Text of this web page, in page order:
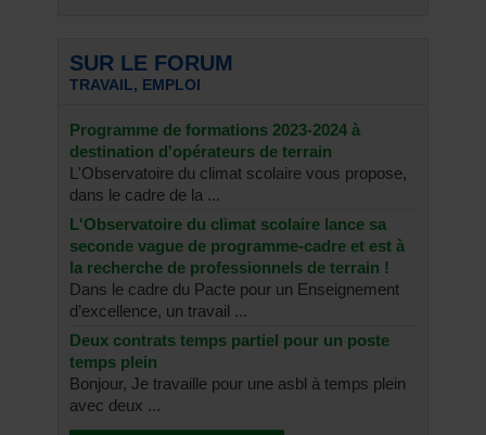
SUR LE FORUM
TRAVAIL, EMPLOI
Programme de formations 2023-2024 à
destination d'opérateurs de terrain
L'Observatoire du climat scolaire vous propose,
dans le cadre de la ...
L'Observatoire du climat scolaire lance sa
seconde vague de programme-cadre et est à
la recherche de professionnels de terrain !
Dans le cadre du Pacte pour un Enseignement
d’excellence, un travail ...
Deux contrats temps partiel pour un poste
temps plein
Bonjour, Je travaille pour une asbl à temps plein
avec deux ...